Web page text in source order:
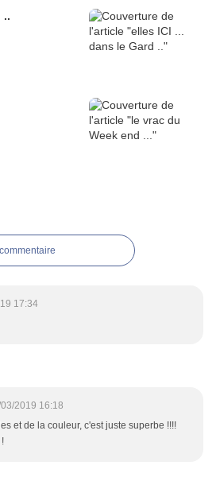
..
17:34
2019 16:18
et de la couleur, c'est juste superbe !!!!